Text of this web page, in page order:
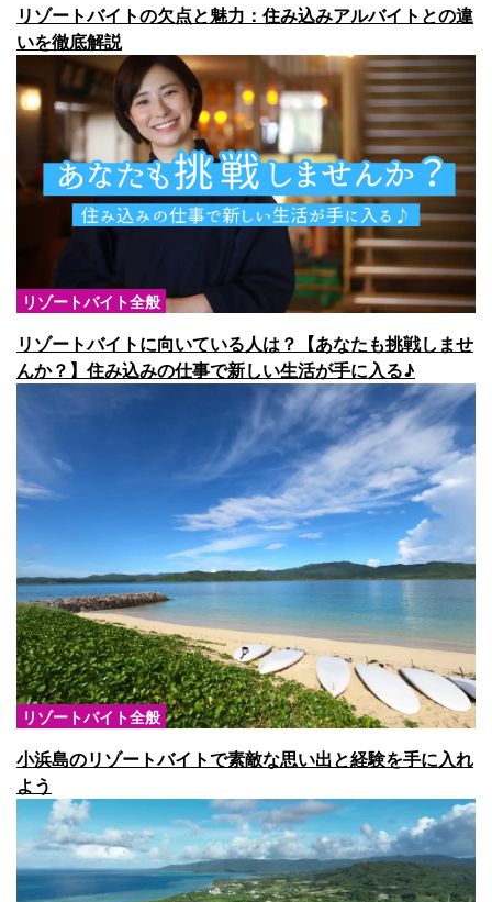
リゾートバイトの欠点と魅力：住み込みアルバイトとの違
いを徹底解説
リゾートバイト全般
リゾートバイトに向いている人は？【あなたも挑戦しませ
んか？】住み込みの仕事で新しい生活が手に入る♪
リゾートバイト全般
小浜島のリゾートバイトで素敵な思い出と経験を手に入れ
よう